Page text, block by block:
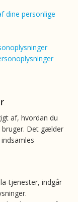
dine personlige
af, hvordan du
bruger. Det gælder
tjenester, indgår